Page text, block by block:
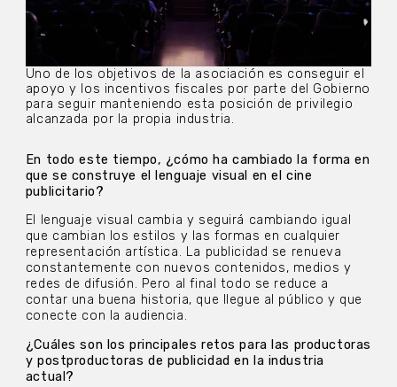
Uno de los objetivos de la asociación es conseguir el
apoyo y los incentivos fiscales por parte del Gobierno
para seguir manteniendo esta posición de privilegio
alcanzada por la propia industria.
En todo este tiempo, ¿cómo ha cambiado la forma en
que se construye el lenguaje visual en el cine
publicitario?
El lenguaje visual cambia y seguirá cambiando igual
que cambian los estilos y las formas en cualquier
representación artística. La publicidad se renueva
constantemente con nuevos contenidos, medios y
redes de difusión. Pero al final todo se reduce a
contar una buena historia, que llegue al público y que
conecte con la audiencia.
¿Cuáles son los principales retos para las productoras
y postproductoras de publicidad en la industria
actual?